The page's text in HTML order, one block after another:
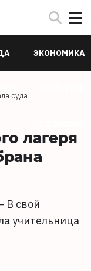
ЭКОНОМИКА
суда
лагеря
В свой
учительница